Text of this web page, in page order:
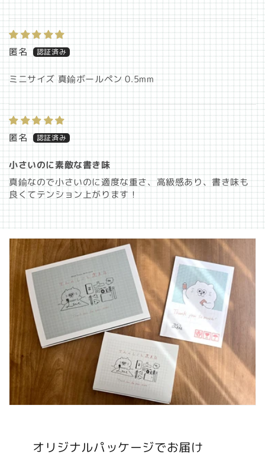
匿名
ミニサイズ 真鍮ボールペン 0.5mm
匿名
小さいのに素敵な書き味
真鍮なので小さいのに適度な重さ、高級感あり、書き味も
良くてテンション上がります！
オリジナルパッケージでお届け